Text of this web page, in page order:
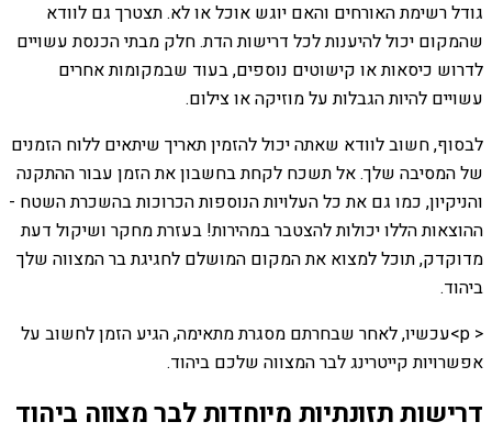
גודל רשימת האורחים והאם יוגש אוכל או לא. תצטרך גם לוודא
שהמקום יכול להיענות לכל דרישות הדת. חלק מבתי הכנסת עשויים
לדרוש כיסאות או קישוטים נוספים, בעוד שבמקומות אחרים
עשויים להיות הגבלות על מוזיקה או צילום.
לבסוף, חשוב לוודא שאתה יכול להזמין תאריך שיתאים ללוח הזמנים
של המסיבה שלך. אל תשכח לקחת בחשבון את הזמן עבור ההתקנה
והניקיון, כמו גם את כל העלויות הנוספות הכרוכות בהשכרת השטח -
ההוצאות הללו יכולות להצטבר במהירות! בעזרת מחקר ושיקול דעת
מדוקדק, תוכל למצוא את המקום המושלם לחגיגת בר המצווה שלך
ביהוד.
< p>עכשיו, לאחר שבחרתם מסגרת מתאימה, הגיע הזמן לחשוב על
אפשרויות קייטרינג לבר המצווה שלכם ביהוד.
דרישות תזונתיות מיוחדות לבר מצווה ביהוד